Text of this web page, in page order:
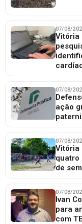
07/08/
Vitória
07/08/
ação
07/08/
Vitória
quatro
de
07/08/
Ivan
para
com